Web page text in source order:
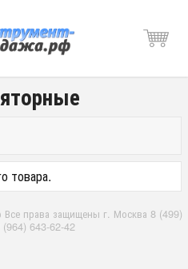
товара.
права защищены г. Москва 8 (499)
643-62-42